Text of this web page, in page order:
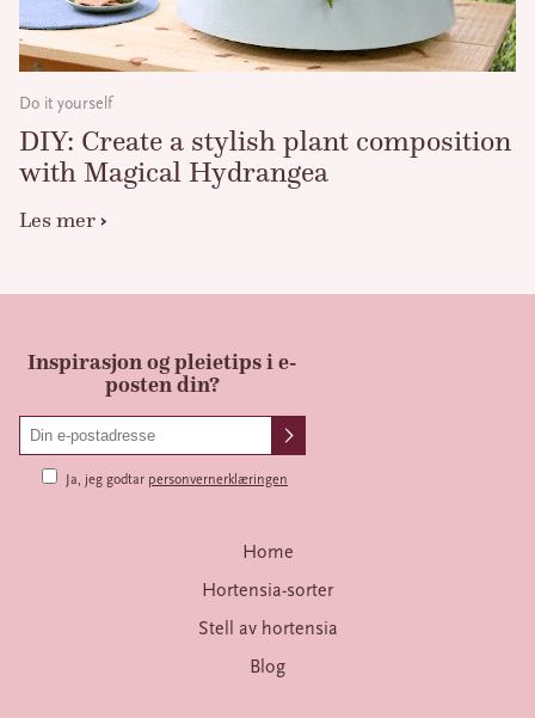
Do it yourself
DIY: Create a stylish plant composition
with Magical Hydrangea
Les mer
Inspirasjon og pleietips i e-
posten din?
Ja, jeg godtar personvernerklæringen
Home
Hortensia-sorter
Stell av hortensia
Blog